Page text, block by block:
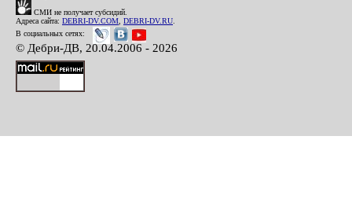
СМИ не получает субсидий.
Адреса сайта: DEBRI-DV.COM DEBRI-DV.RU
В социальных сетях:
© Дебри-ДВ, 20.04.2006 - 2026